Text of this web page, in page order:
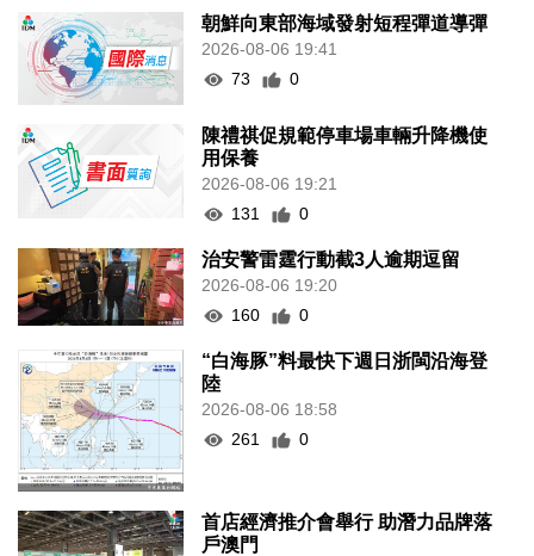
朝鮮向東部海域發射短程彈道導彈
2026-08-06 19:41
73
0
陳禮祺促規範停車場車輛升降機使
用保養
2026-08-06 19:21
131
0
治安警雷霆行動截3人逾期逗留
2026-08-06 19:20
160
0
“白海豚”料最快下週日浙閩沿海登
陸
2026-08-06 18:58
261
0
首店經濟推介會舉行 助潛力品牌落
戶澳門